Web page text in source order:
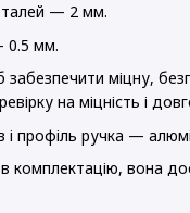
— 2 мм.
0.5 мм.
міцну,
на міцність і
профіль ручка —
комплектацію, вона